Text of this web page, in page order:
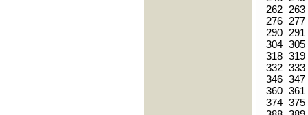
262
263
276
277
290
291
304 305
318 319
332 333
346 347
360 361
374 375